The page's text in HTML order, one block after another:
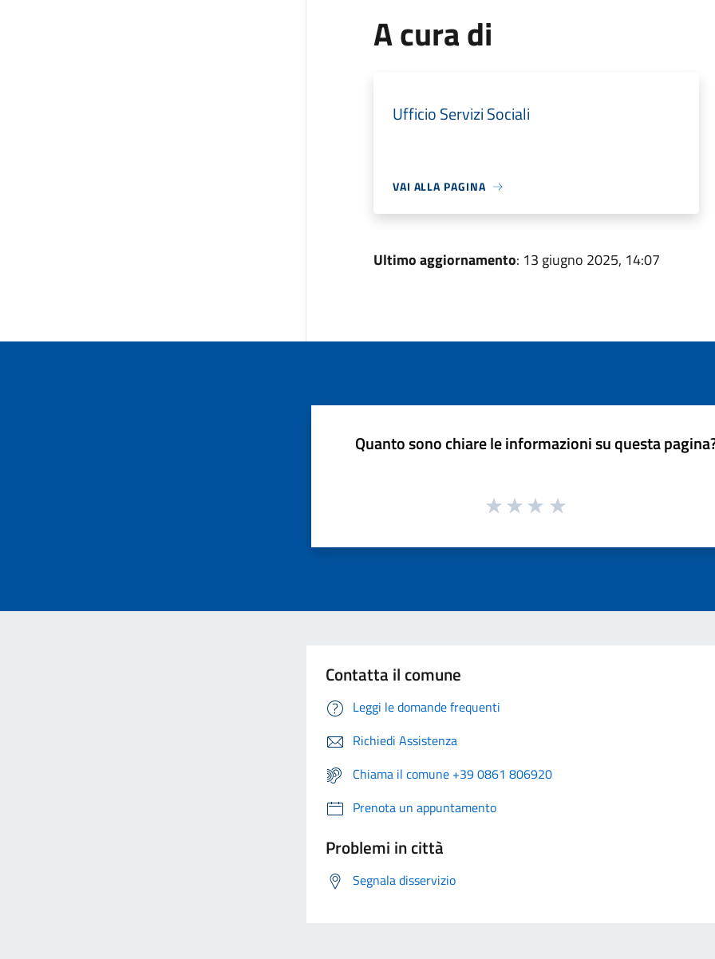
A cura di
Ufficio Servizi Sociali
VAI ALLA PAGINA
Ultimo aggiornamento: 13 giugno 2025, 14:07
Quanto sono chiare le informazioni su questa
Contatta il comune
Leggi le domande frequenti
Richiedi Assistenza
Chiama il comune +39 0861 806920
Prenota un appuntamento
Problemi in città
Segnala disservizio